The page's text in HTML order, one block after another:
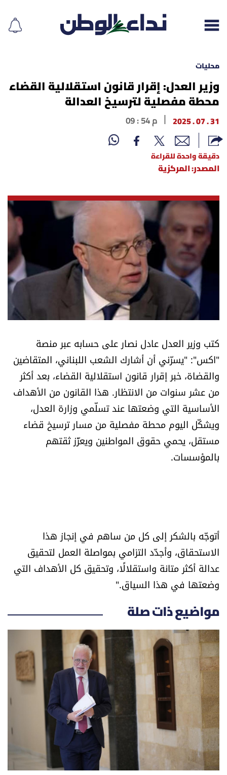
إقرأ الجريدة
لبنان
الغلاف
محليات
أسرار
متفرقات
نداء القرّاء
خاص الموقع
كتّابنا
تحت المجهر
آراء
اقتصاد
العالم
فصل من كتاب
اقرأ تضحك
كاميرا
سجالات
صحّة وصحن
الرياضة
منوّعات
حظّك اليوم
محليات
وزير العدل: إقرار قانون استقلالية القضاء
محطة مفصلية لترسيخ العدالة
31 . 07 . 2025 09 : 54 م
دقيقة واحدة للقراءة
المصدر: المركزية
كتب وزير العدل عادل نصار على حسابه عبر منصة
"اكس": "يسرّني أن أشارك الشعب اللبناني، المتقاضين
والقضاة، خبر إقرار قانون استقلالية القضاء، بعد أكثر
من عشر سنوات من الانتظار. هذا القانون من الأهداف
الأساسية التي وضعتها عند تسلّمي وزارة العدل،
ويشكّل اليوم محطة مفصلية من مسار ترسيخ قضاء
مستقل، يحمي حقوق المواطنين ويعزّز ثقتهم
بالمؤسسات.
أتوجّه بالشكر إلى كل من ساهم في إنجاز هذا
الاستحقاق، وأجدّد التزامي بمواصلة العمل لتحقيق
عدالة أكثر متانة واستقلالًا، وتحقيق كل الأهداف التي
وضعتها في هذا السياق."
مواضيع ذات صلة